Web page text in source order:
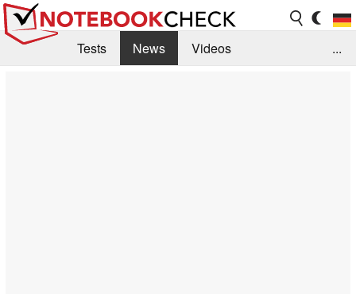
Tests News
Videos
...